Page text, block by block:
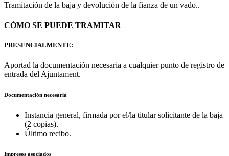
Tramitación de la baja y devolución de la fianza de un vado..
CÓMO SE PUEDE TRAMITAR
PRESENCIALMENTE:
Aportad la documentación necesaria a cualquier punto de registro de
entrada del Ajuntament.
Documentación necesaria
Instancia general, firmada por el/la titular solicitante de la baja
(2 copias).
Último recibo.
Impresos asociados